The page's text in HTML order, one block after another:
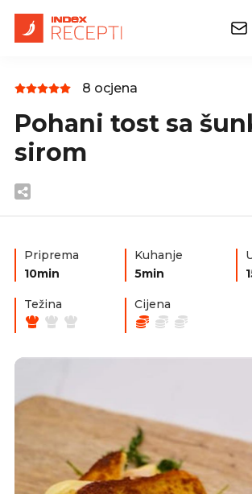
8 ocjena
Pohani tost sa
sirom
Priprema
10min
Kuhanje
5min
Težina Cijena